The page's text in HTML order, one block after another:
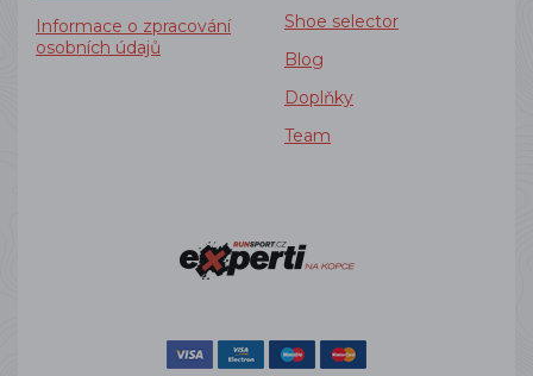
Informace o zpracování
osobních údajů
Shoe selector
Blog
Doplňky
Team